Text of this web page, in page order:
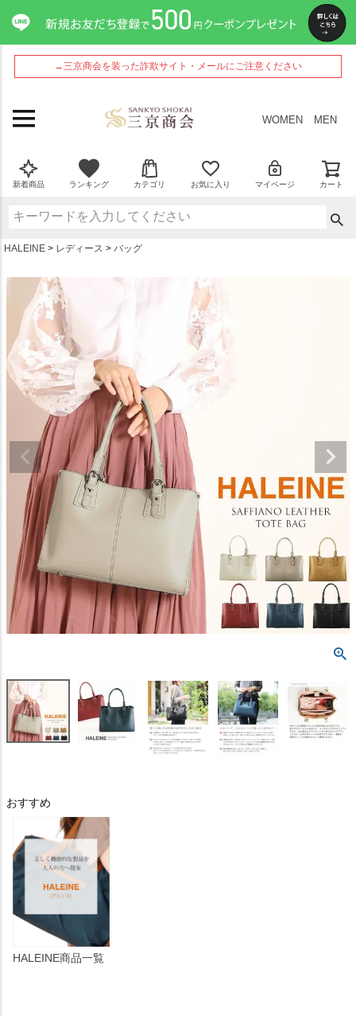
→三京商会を装った詐欺サイト・メールにご注意ください
WOMEN MEN
新着商品 ランキング カテゴリ お気に入り マイページ カート
HALEINE レディース バッグ
おすすめ
HALEINE商品一覧
ペー
ジト
ップ
へ